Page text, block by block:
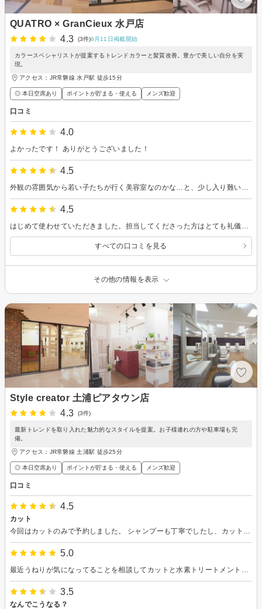
QUATRO × GranCieux 水戸店
4.3
(3件)6月11日掲載開始
カラースペシャリストが提案するトレンドカラーと髪質改善。豊かで美しい自分を実
現。
アクセス：JR常磐線 水戸駅 徒歩15分
◎ 本日空席あり ポイントが貯まる・使える メンズ歓迎
口コミ
4.0
よかったです！ ありがとうございました！
4.5
4.5
すべての口コミを見る
その他の情報を表示
Style creator 土浦ピアタウン店
4.3
(3件)
最新トレンドを取り入れた魅力的なスタイルを提案。お子様連れの方や駐車場も完
備。
アクセス：JR常磐線 土浦駅 徒歩25分
◎ 本日空席あり ポイントが貯まる・使える メンズ歓迎
口コミ
4.5
カット
5.0
3.5
なんでこうなる？